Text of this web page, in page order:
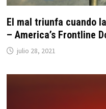
El mal triunfa cuando
– America’s Frontline
julio 28, 2021